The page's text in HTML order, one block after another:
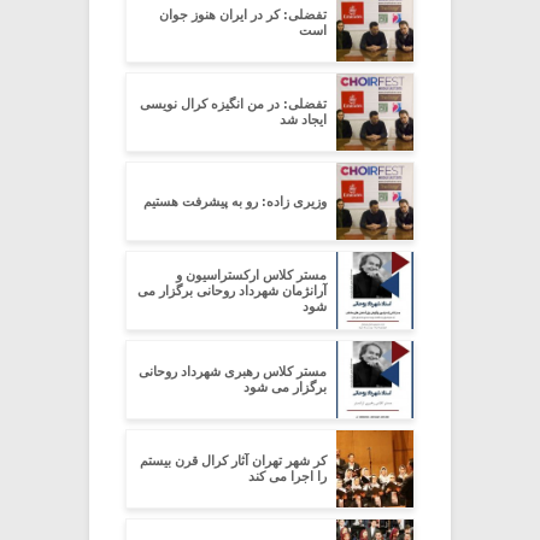
تفضلی: کر در ایران هنوز جوان
است
تفضلی: در من انگیزه کرال نویسی
ایجاد شد
وزیری زاده: رو به پیشرفت هستیم
مستر کلاس ارکستراسیون و
آرانژمان شهرداد روحانی برگزار می
شود
مستر کلاس رهبری شهرداد روحانی
برگزار می شود
کر شهر تهران آثار کرال قرن بیستم
را اجرا می کند